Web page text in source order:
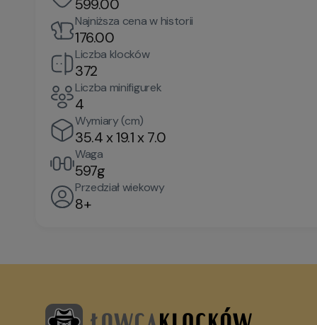
599.00
Najniższa cena w historii
176.00
Liczba klocków
372
Liczba minifigurek
4
Wymiary (cm)
35.4 x 19.1 x 7.0
Waga
597g
Przedział wiekowy
8+